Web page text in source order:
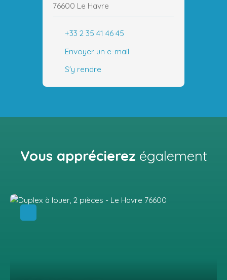
76600 Le Havre
+33 2 35 41 46 45
Envoyer un e-mail
S'y rendre
Vous apprécierez également